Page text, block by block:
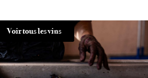
Voir tous les vins